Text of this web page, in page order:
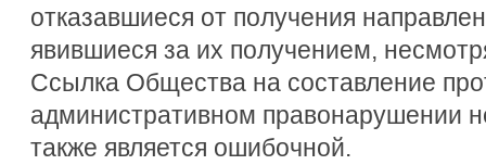
отказавшиеся от получения
явившиеся за их получением,
Ссылка Общества на составление
административном правонарушении
также является ошибочной.